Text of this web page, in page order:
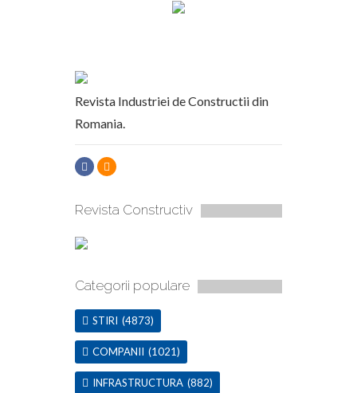
Revista Industriei de Constructii din
Romania.
Revista Constructiv
Categorii populare
STIRI (4873)
COMPANII (1021)
INFRASTRUCTURA (882)